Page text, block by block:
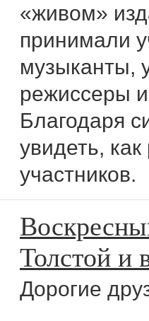
«живом»
принимали
музыканты,
режиссеры
Благодаря
увидеть,
участников.
Толстой и
Дорогие